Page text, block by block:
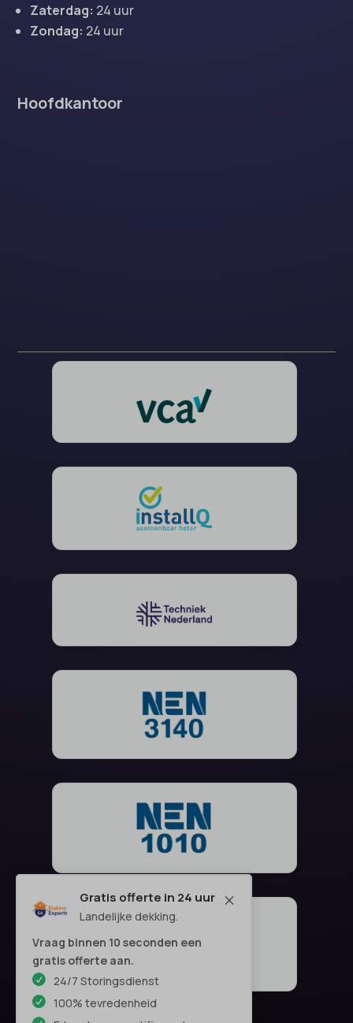
M
Gratis offerte in 24 uur
Landelijke dekking.
Vraag binnen 10 seconden een
gratis offerte aan.
24/7 Storingsdienst
100% tevredenheid
Zaterdag: 24 uur
Zondag: 24 uur
Hoofdkantoor